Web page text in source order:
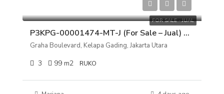
FOR SALE - JUAL
P3KPG-00001474-MT-J (For Sale – Jual) Ruko Graha Boulevard, Kelapa Gading, Jakarta Utara
Graha Boulevard, Kelapa Gading, Jakarta Utara
3 99 m2 RUKO